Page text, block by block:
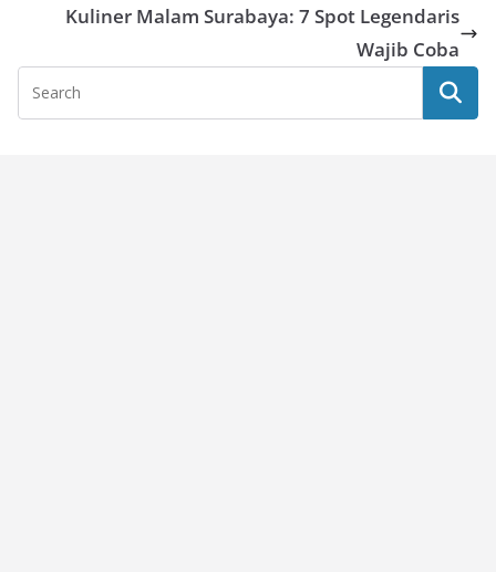
Kuliner Malam Surabaya: 7 Spot Legendaris
Wajib Coba